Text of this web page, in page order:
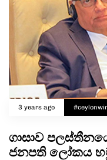
3 years ago
ගාසාව
ජනපති ලෝකය